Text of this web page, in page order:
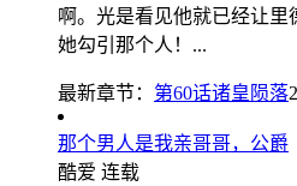
啊。光是看见他就已经让
她勾引那个人！...
最新章节： 第60话诸皇陨落
那个男人是我亲哥哥，公爵
酷爱 连载